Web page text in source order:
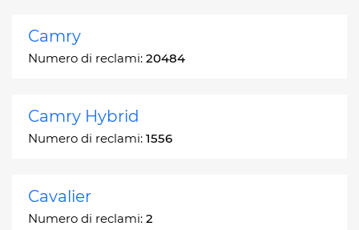
Camry
Numero di reclami: 20484
Camry Hybrid
Numero di reclami: 1556
Cavalier
Numero di reclami: 2